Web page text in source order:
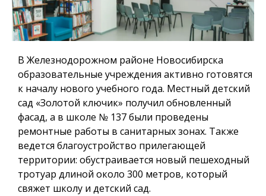
В Железнодорожном районе Новосибирска
образовательные учреждения активно готовятся
к началу нового учебного года. Местный детский
сад «Золотой ключик» получил обновленный
фасад, а в школе № 137 были проведены
ремонтные работы в санитарных зонах. Также
ведется благоустройство прилегающей
территории: обустраивается новый пешеходный
тротуар длиной около 300 метров, который
свяжет школу и детский сад.